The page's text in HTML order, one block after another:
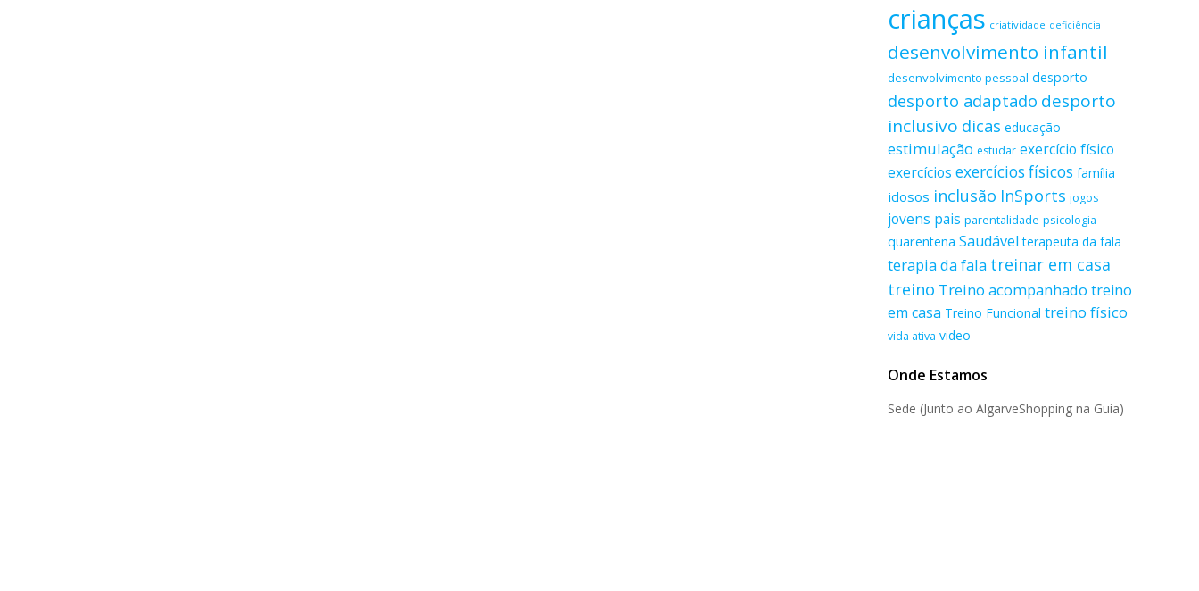
crianças criatividade deficiência
desenvolvimento infantil
desenvolvimento pessoal desporto
desporto adaptado desporto
inclusivo dicas educação
estimulação estudar exercício físico
exercícios exercícios físicos família
idosos inclusão InSports jogos
jovens pais parentalidade psicologia
quarentena Saudável terapeuta da fala
terapia da fala treinar em casa
treino Treino acompanhado treino
em casa Treino Funcional treino físico
vida ativa video
Onde Estamos
Sede (Junto ao AlgarveShopping na Guia)